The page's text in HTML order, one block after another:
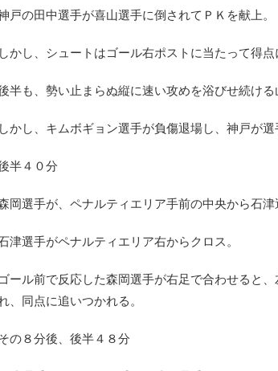
戸の田中選手が喜山選手に倒されてＰＫを献上。
しかし、シュートはゴール右ポストに当たって得
半も、勢い止まらぬ縦に速い攻めを浴びせ続ける
しかし、キムボギョン選手が負傷退場し、神戸が
半４０分
岡選手が、ペナルティエリア手前の中央から石津
津選手がペナルティエリア右からクロス。
ゴール前で反応した森岡選手が右足で合わせると
、同点に追いつかれる。
の８分後、後半４８分